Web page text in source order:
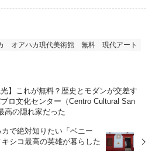
オアハカ現代美術館 無料
現代アート
光】これが無料？歴史とモダンが交差す
ロ文化センター（Centro Cultural San
高の隠れ家だった
カで絶対知りたい「ベニー
シコ最高の英雄が暮らした